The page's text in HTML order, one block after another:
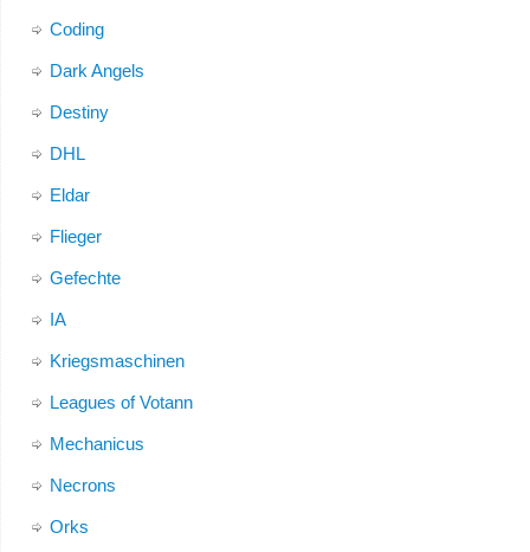
Coding
Dark Angels
Destiny
DHL
Eldar
Flieger
Gefechte
IA
Kriegsmaschinen
Leagues of Votann
Mechanicus
Necrons
Orks